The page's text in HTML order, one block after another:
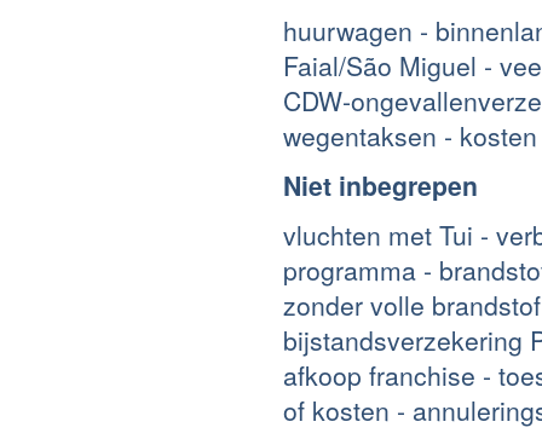
huurwagen -
Faial/São Miguel -
CDW-
wegentaksen -
Niet inbegrepen
vluchten met Tui -
programma -
zonder volle
bijstandsverzekering
afkoop franchise -
of kosten -